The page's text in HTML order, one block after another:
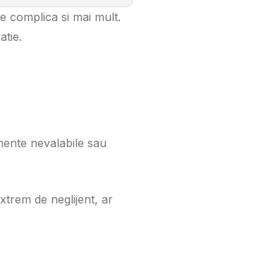
complica si mai mult.
nevalabile sau
de neglijent, ar